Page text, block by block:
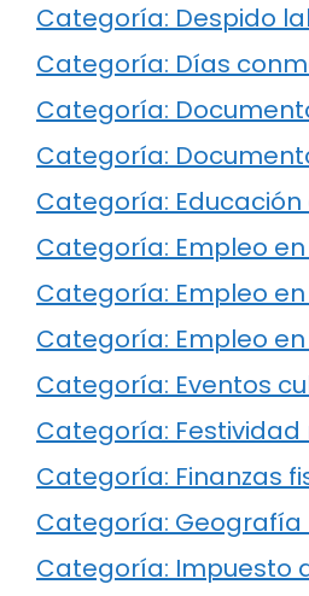
Categoría: Despido
Categoría: Días
Categoría:
Categoría:
Categoría: Educación
Categoría: Empleo
Categoría: Empleo
Categoría: Empleo
Categoría: Eventos
Categoría: Festividad
Categoría: Finanzas
Categoría: Geografía
Categoría: Impuesto